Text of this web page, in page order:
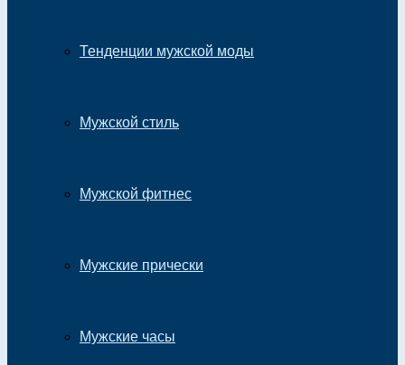
Тенденции мужской моды
Мужской стиль
Мужской фитнес
Мужские прически
Мужские часы